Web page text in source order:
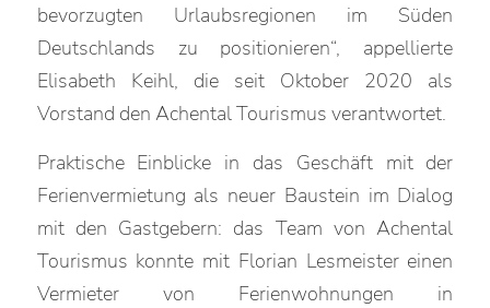
bevorzugten Urlaubsregionen im Süden
Deutschlands zu positionieren“, appellierte
Elisabeth Keihl, die seit Oktober 2020 als
Vorstand den Achental Tourismus verantwortet.
Praktische Einblicke in das Geschäft mit der
Ferienvermietung als neuer Baustein im Dialog
mit den Gastgebern: das Team von Achental
Tourismus konnte mit Florian Lesmeister einen
Vermieter von Ferienwohnungen in